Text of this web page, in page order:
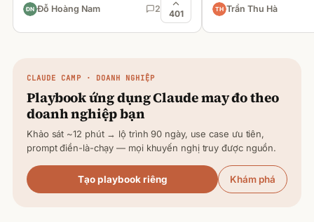
Đỗ Hoàng Nam 2 401 Trần Thu Hà
CLAUDE CAMP · DOANH NGHIỆP
Playbook ứng dụngClaudemay đo theo
doanh nghiệp bạn
Khảo sát ~12 phút → lộ trình 90 ngày, use case ưu tiên,
prompt điền-là-chạy — mọi khuyến nghị truy được nguồn.
Tạo playbook riêng Khám phá